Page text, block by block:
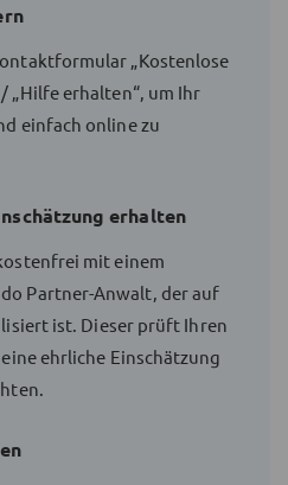
„Kostenlose
„Hilfe erhalten“, um Ihr
einfach online zu
erhalten
mit einem
Partner-Anwalt, der auf
ist. Dieser prüft Ihren
ehrliche Einschätzung